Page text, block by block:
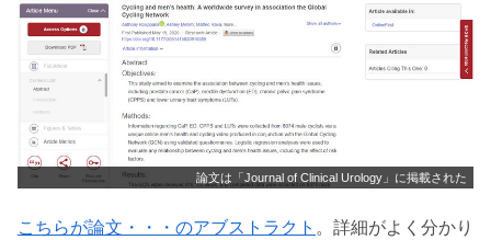
論文は「Journal of Clinical Urology」に掲載された
こちらが論文・・・のアブストラクト 。詳細がよく分かり